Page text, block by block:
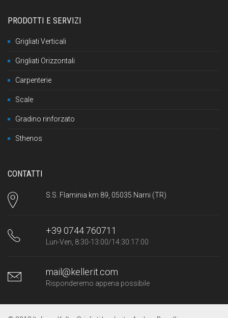
PRODOTTI E SERVIZI
Grigliati Verticali
Grigliati Orizzontali
Carpenterie
Scale
Gradino rinforzato
Sthenos
CONTATTI
S.S. Flaminia km 89, 05035 Narni (TR)
+39 0744 760711
Lun-Ven, 8:30-13:00/14:30:17:00
mail@kellerit.com
Risponderemo appena possibile